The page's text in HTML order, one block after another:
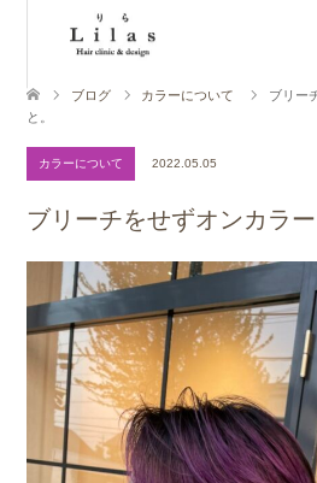
ブログ カラーについて
ブリー
と。
カラーについて 2022.05.05
ブリーチをせずオンカラ